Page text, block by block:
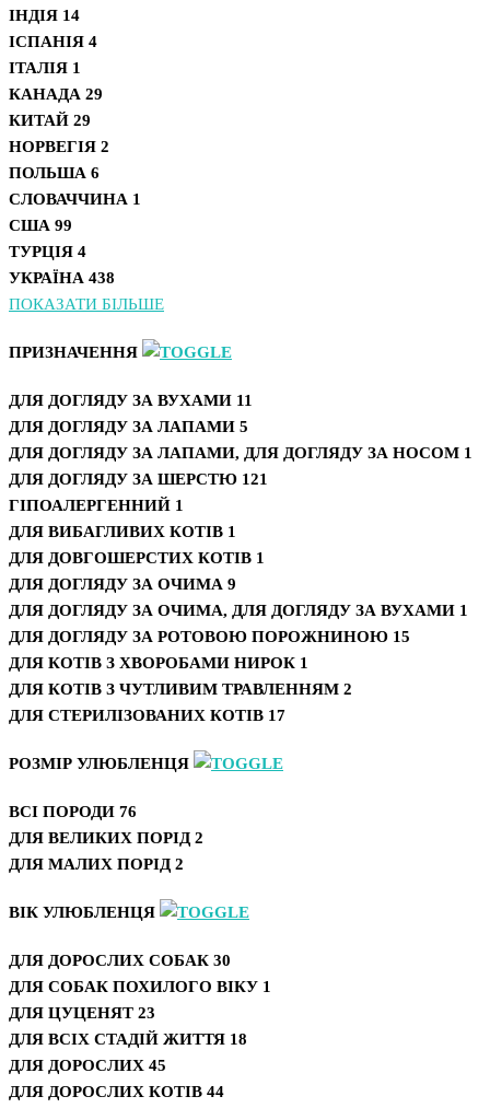
ІНДІЯ 14
ІСПАНІЯ 4
ІТАЛІЯ 1
КАНАДА 29
КИТАЙ 29
НОРВЕГІЯ 2
ПОЛЬША 6
СЛОВАЧЧИНА 1
США 99
ТУРЦІЯ 4
УКРАЇНА 438
ПОКАЗАТИ БІЛЬШЕ
ПРИЗНАЧЕННЯ
ДЛЯ ДОГЛЯДУ ЗА ВУХАМИ 11
ДЛЯ ДОГЛЯДУ ЗА ЛАПАМИ 5
ДЛЯ ДОГЛЯДУ ЗА ЛАПАМИ, ДЛЯ ДОГЛЯДУ ЗА НОСОМ 1
ДЛЯ ДОГЛЯДУ ЗА ШЕРСТЮ 121
ГІПОАЛЕРГЕННИЙ 1
ДЛЯ ВИБАГЛИВИХ КОТІВ 1
ДЛЯ ДОВГОШЕРСТИХ КОТІВ 1
ДЛЯ ДОГЛЯДУ ЗА ОЧИМА 9
ДЛЯ ДОГЛЯДУ ЗА ОЧИМА, ДЛЯ ДОГЛЯДУ ЗА ВУХАМИ 1
ДЛЯ ДОГЛЯДУ ЗА РОТОВОЮ ПОРОЖНИНОЮ 15
ДЛЯ КОТІВ З ХВОРОБАМИ НИРОК 1
ДЛЯ КОТІВ З ЧУТЛИВИМ ТРАВЛЕННЯМ 2
ДЛЯ СТЕРИЛІЗОВАНИХ КОТІВ 17
РОЗМІР УЛЮБЛЕНЦЯ
ВСІ ПОРОДИ 76
ДЛЯ ВЕЛИКИХ ПОРІД 2
ДЛЯ МАЛИХ ПОРІД 2
ВІК УЛЮБЛЕНЦЯ
ДЛЯ ДОРОСЛИХ СОБАК 30
ДЛЯ СОБАК ПОХИЛОГО ВІКУ 1
ДЛЯ ЦУЦЕНЯТ 23
ДЛЯ ВСІХ СТАДІЙ ЖИТТЯ 18
ДЛЯ ДОРОСЛИХ 45
ДЛЯ ДОРОСЛИХ КОТІВ 44